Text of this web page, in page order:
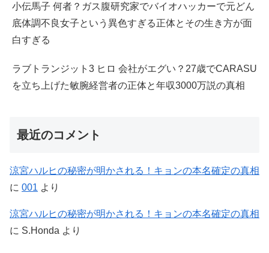
小伝馬子 何者？ガス腹研究家でバイオハッカーで元どん
底体調不良女子という異色すぎる正体とその生き方が面
白すぎる
ラブトランジット3 ヒロ 会社がエグい？27歳でCARASU
を立ち上げた敏腕経営者の正体と年収3000万説の真相
最近のコメント
涼宮ハルヒの秘密が明かされる！キョンの本名確定の真相
に 001 より
涼宮ハルヒの秘密が明かされる！キョンの本名確定の真相
に S.Honda より